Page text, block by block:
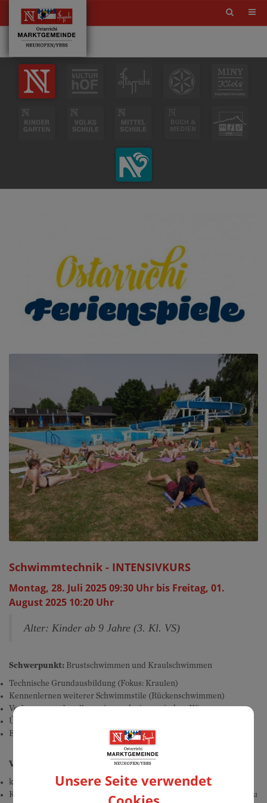
Site
Schwimmtechnik - INTENSIVKURS
Montag, 28. Juli 2025 09:30 Uhr bis Freitag, 01.
August 2025 10:20 Uhr
Alter: Kinder ab 9 Jahre (3. Kl. VS)
Schwerpunkt: Brustschwimmen und Kraulschwimmen
Technische Grundausbildung (Fokus: Kraulen)
Kennenlernen weiterer Schwimmstile (Rückenschwimmen)
Verbesserung des allgemeinen schwimmerischen Könnens
Übungen zum Streckentauchen
Einführung in den Startsprung
Voraussetzungen
keine Anfängerschwimmer
Kinder sollten in der Lage sein, längere Strecken im tiefen Wasser zu
Unsere Seite verwendet